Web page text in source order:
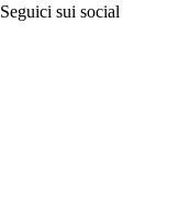
Seguici sui social